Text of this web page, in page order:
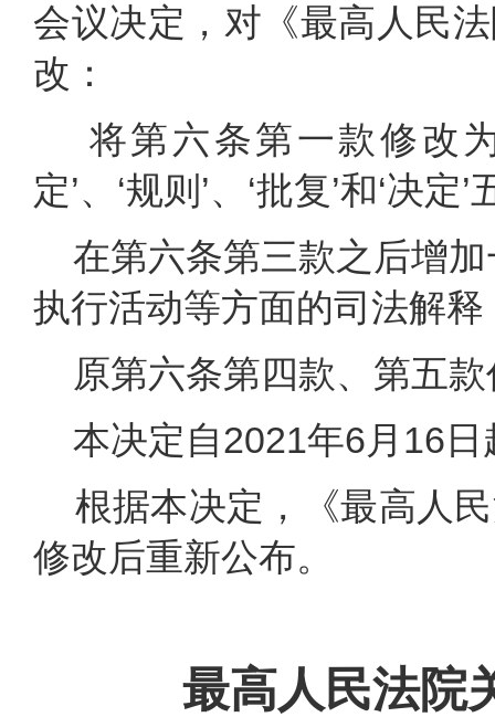
会议决定，对《最高人民
改：
将第六条第一款修改为
定’、‘规则’、‘批复’和‘决定’
在第六条第三款之后增加
执行活动等方面的司法解释
原第六条第四款、第五款
本决定自2021年6月16日
根据本决定，《最高人
修改后重新公布。
最高人民法院